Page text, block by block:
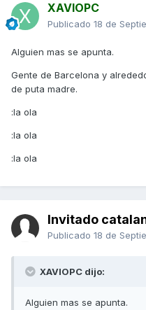
XAVIOPC
Publicado 18 de
Alguien mas se apunta.
Gente de Barcelona y
de puta madre.
:la ola
:la ola
:la ola
Invitado
Publicado 18 de
XAVIOPC dijo:
Alguien mas se apunta.